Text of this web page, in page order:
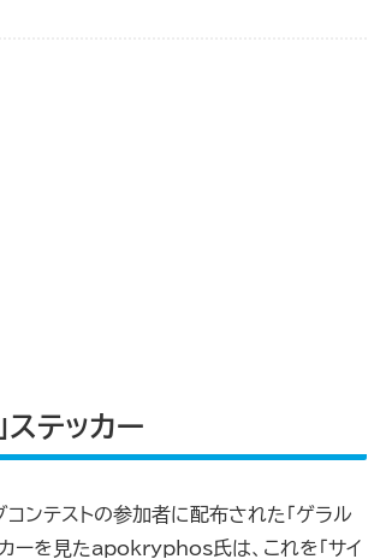
ステッカー
テストの参加者に配布された「ゲラル
カーを見たapokryphos氏は、これを「サイ